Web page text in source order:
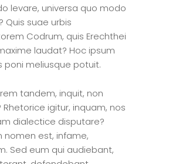
levare, universa quo modo
Quis suae urbis
Codrum, quis Erechthei
laudat? Hoc ipsum
poni meliusque potuit.
tandem, inquit, non
igitur, inquam, nos
dialectice disputare?
nomen est, infame,
Sed eum qui audiebant,